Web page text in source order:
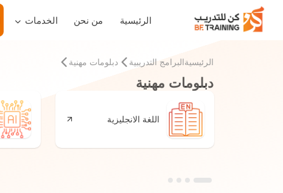
الرئيسية من نحن الخدمات
الرئيسيةالبرامج التدريبية دبلومات مهنية
دبلومات مهنية
اللغة الانجليزية